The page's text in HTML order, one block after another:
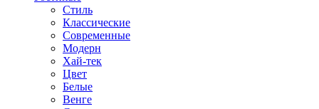
Стиль
Классические
Современные
Модерн
Хай-тек
Цвет
Белые
Венге